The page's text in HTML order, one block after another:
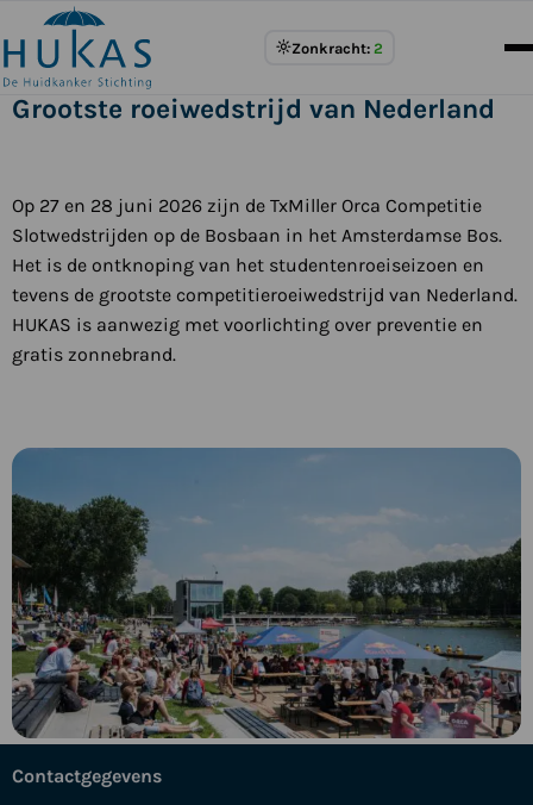
Zonkracht: 2
UV
Grootste roeiwedstrijd van Nederland
Op 27 en 28 juni 2026 zijn de TxMiller Orca Competitie
Slotwedstrijden op de Bosbaan in het Amsterdamse Bos.
Het is de ontknoping van het studentenroeiseizoen en
tevens de grootste competitieroeiwedstrijd van Nederland.
HUKAS is aanwezig met voorlichting over preventie en
gratis zonnebrand.
Contactgegevens